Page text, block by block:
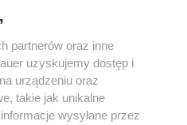
eksperta!
partnerów oraz inne
uzyskujemy dostęp i
urządzeniu oraz
takie jak unikalne
wysyłane przez